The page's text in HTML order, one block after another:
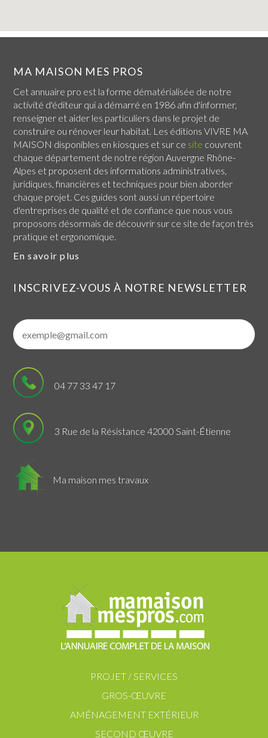
MA MAISON MES PROS
Cet annuaire pro est la forme dématérialisée de notre
activité d'éditeur qui a démarré en 1986 afin d'informer,
renseigner et aider les particuliers dans le projet de
construire ou rénover leur habitat. Les éditions VIVRE MA
MAISON disponibles en kiosques et sur ce site couvrent
chaque département de notre région Auvergne Rhône-
Alpes et proposent des informations administratives,
juridiques, financières et techniques pour bien aborder
chaque projet. Ces guides sont aussi un répertoire
d'entreprises de qualité et de confiance que nous vous
proposons désormais de découvrir sur ce site de façon très
pratique et ergonomique.
En savoir plus
INSCRIVEZ-VOUS À NOTRE NEWSLETTER
04 77 33 47 17
3 Rue de la Résistance 42000 Saint-Étienne
Ma maison mes travaux
PROJET / SERVICES
GROS-ŒUVRE
AMÉNAGEMENT EXTÉRIEUR
SECOND ŒUVRE